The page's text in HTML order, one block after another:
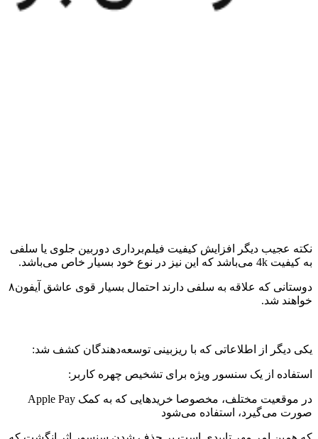
نکته عجیب دیگر افزایش کیفیت فیلم‌برداری دوربین جلوی یا سلفی
به کیفیت 4k می‌باشد که این نیز در نوع خود بسیار خاص می‌باشد.
دوستانی که علاقه به سلفی دارند احتمال بسیار قوی عاشق آیفون۸
خواهند شد.
یکی دیگر از اطلاعاتی که با ریزبینی توسعه‌دهندگان کشف شد:
استفاده از یک سنسور ویژه برای تشخیص چهره کاربر:
در موقعیت مختلف، مخصوصا خرید‌هایی که به کمک Apple Pay
صورت می‌گیرد، استفاده می‌شود